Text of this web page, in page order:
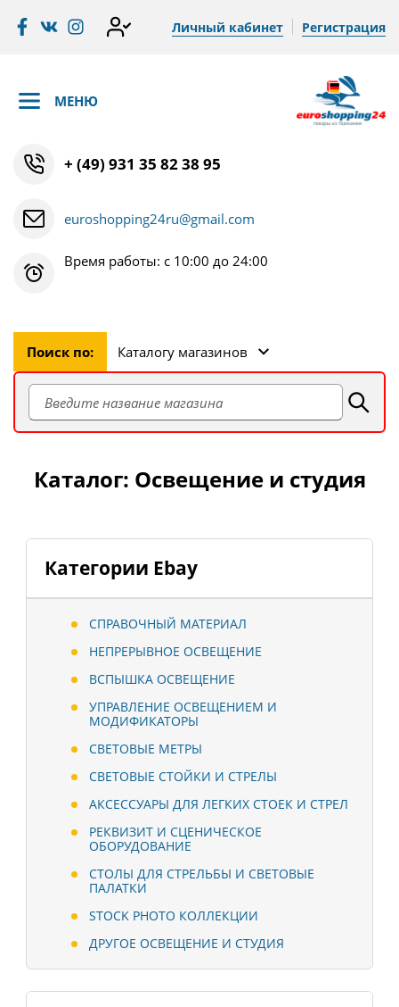
Личный кабинет Регистрация
МЕНЮ
+ (49) 931 35 82 38 95
euroshopping24ru@gmail.com
Время работы: с 10:00 до 24:00
Поиск по: Каталогу магазинов
Категории Ebay
СПРАВОЧНЫЙ МАТЕРИАЛ
НЕПРЕРЫВНОЕ ОСВЕЩЕНИЕ
ВСПЫШКА ОСВЕЩЕНИЕ
УПРАВЛЕНИЕ ОСВЕЩЕНИЕМ И
МОДИФИКАТОРЫ
СВЕТОВЫЕ МЕТРЫ
СВЕТОВЫЕ СТОЙКИ И СТРЕЛЫ
АКСЕССУАРЫ ДЛЯ ЛЕГКИХ СТОЕК И СТРЕЛ
РЕКВИЗИТ И СЦЕНИЧЕСКОЕ
ОБОРУДОВАНИЕ
СТОЛЫ ДЛЯ СТРЕЛЬБЫ И СВЕТОВЫЕ
ПАЛАТКИ
STOCK PHOTO КОЛЛЕКЦИИ
ДРУГОЕ ОСВЕЩЕНИЕ И СТУДИЯ
Каталог: Освещение и студия